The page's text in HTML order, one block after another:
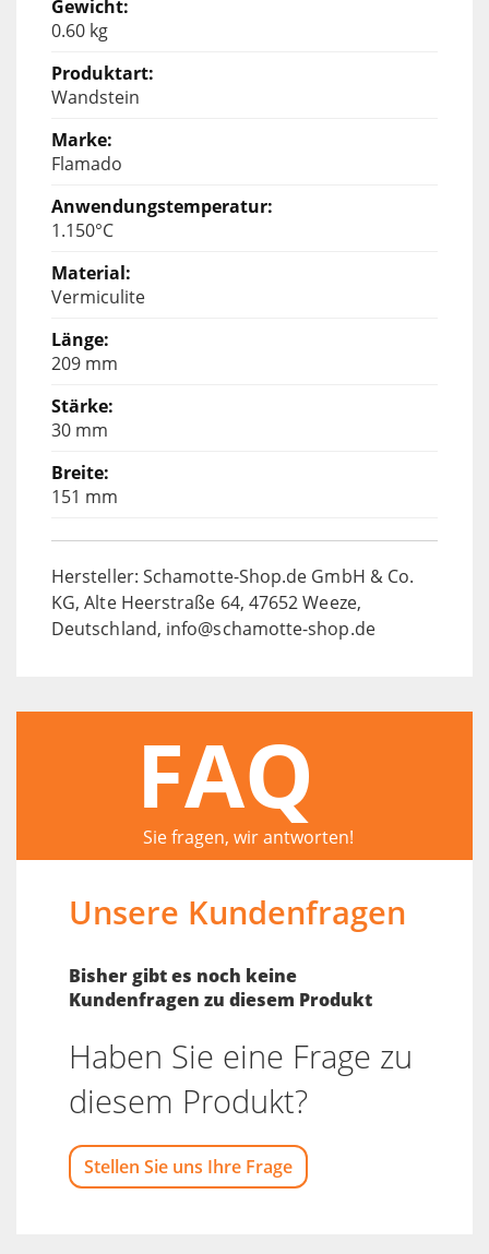
0.60 kg
Wandstein
Flamado
1.150°C
Vermiculite
209 mm
30 mm
151 mm
Hersteller: Schamotte-Shop.de GmbH & Co.
KG, Alte Heerstraße 64, 47652 Weeze,
Deutschland, info@schamotte-shop.de
FAQ
Sie fragen, wir antworten!
Unsere Kundenfragen
Bisher gibt es noch keine
Kundenfragen zu diesem Produkt
Haben Sie eine Frage zu
diesem Produkt?
Stellen Sie uns Ihre Frage